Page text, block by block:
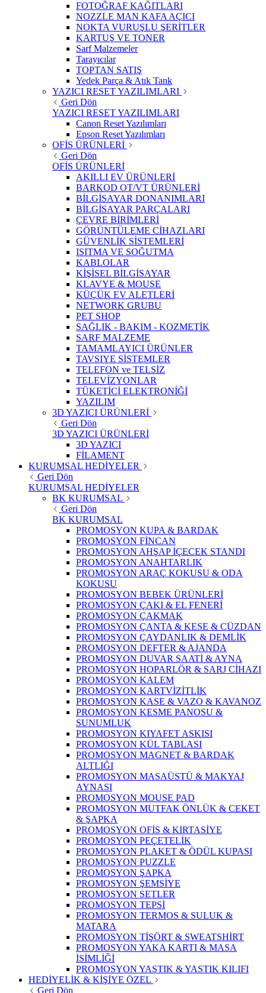
FOTOĞRAF KAĞITLARI
NOZZLE MAN KAFA AÇICI
NOKTA VURUŞLU ŞERİTLER
KARTUŞ VE TONER
Sarf Malzemeler
Tarayıcılar
TOPTAN SATIŞ
Yedek Parça & Atık Tank
YAZICI RESET YAZILIMLARI
Geri Dön
YAZICI RESET YAZILIMLARI
Canon Reset Yazılımları
Epson Reset Yazılımları
OFİS ÜRÜNLERİ
Geri Dön
OFİS ÜRÜNLERİ
AKILLI EV ÜRÜNLERİ
BARKOD OT/VT ÜRÜNLERİ
BİLGİSAYAR DONANIMLARI
BİLGİSAYAR PARÇALARI
ÇEVRE BİRİMLERİ
GÖRÜNTÜLEME CİHAZLARI
GÜVENLİK SİSTEMLERİ
ISITMA VE SOĞUTMA
KABLOLAR
KİŞİSEL BİLGİSAYAR
KLAVYE & MOUSE
KÜÇÜK EV ALETLERİ
NETWORK GRUBU
PET SHOP
SAĞLIK - BAKIM - KOZMETİK
SARF MALZEME
TAMAMLAYICI ÜRÜNLER
TAVSIYE SİSTEMLER
TELEFON ve TELSİZ
TELEVİZYONLAR
TÜKETİCİ ELEKTRONİĞİ
YAZILIM
3D YAZICI ÜRÜNLERİ
Geri Dön
3D YAZICI ÜRÜNLERİ
3D YAZICI
FİLAMENT
KURUMSAL HEDİYELER
Geri Dön
KURUMSAL HEDİYELER
BK KURUMSAL
Geri Dön
BK KURUMSAL
PROMOSYON KUPA & BARDAK
PROMOSYON FİNCAN
PROMOSYON AHŞAP İÇECEK STANDI
PROMOSYON ANAHTARLIK
PROMOSYON ARAÇ KOKUSU & ODA
KOKUSU
PROMOSYON BEBEK ÜRÜNLERİ
PROMOSYON ÇAKI & EL FENERİ
PROMOSYON ÇAKMAK
PROMOSYON ÇANTA & KESE & CÜZDAN
PROMOSYON ÇAYDANLIK & DEMLİK
PROMOSYON DEFTER & AJANDA
PROMOSYON DUVAR SAATİ & AYNA
PROMOSYON HOPARLÖR & SARJ CİHAZI
PROMOSYON KALEM
PROMOSYON KARTVİZİTLİK
PROMOSYON KASE & VAZO & KAVANOZ
PROMOSYON KESME PANOSU &
SUNUMLUK
PROMOSYON KIYAFET ASKISI
PROMOSYON KÜL TABLASI
PROMOSYON MAGNET & BARDAK
ALTLIĞI
PROMOSYON MASAÜSTÜ & MAKYAJ
AYNASI
PROMOSYON MOUSE PAD
PROMOSYON MUTFAK ÖNLÜK & CEKET
& ŞAPKA
PROMOSYON OFİS & KIRTASİYE
PROMOSYON PEÇETELİK
PROMOSYON PLAKET & ÖDÜL KUPASI
PROMOSYON PUZZLE
PROMOSYON ŞAPKA
PROMOSYON ŞEMSİYE
PROMOSYON SETLER
PROMOSYON TEPSİ
PROMOSYON TERMOS & SULUK &
MATARA
PROMOSYON TİŞÖRT & SWEATSHİRT
PROMOSYON YAKA KARTI & MASA
İSİMLİĞİ
PROMOSYON YASTIK & YASTIK KILIFI
HEDİYELİK & KİŞİYE ÖZEL
Geri Dön